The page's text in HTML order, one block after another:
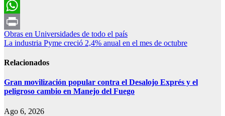
Email
WhatsApp
Print
Navegación
de
entradas
Obras en Universidades de todo el país
La industria Pyme creció 2,4% anual en el mes de octubre
Relacionados
Gran movilización popular contra el Desalojo Exprés y el
peligroso cambio en Manejo del Fuego
Ago 6, 2026